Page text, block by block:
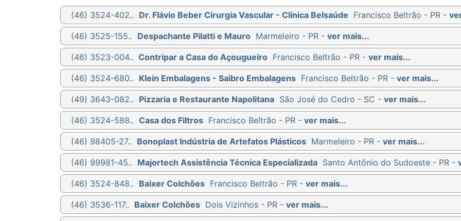
(46) 3524-402.. Dr. Flávio Beber Cirurgia Vascular - Clínica Belsaúde Francisco Beltrão - PR -
(46) 3525-155.. Despachante Pilatti e Mauro Marmeleiro - PR - ver mais...
(46) 3523-004.. Contripar a Casa do Açougueiro Francisco Beltrão - PR - ver mais...
(46) 3524-680.. Klein Embalagens - Saibro Embalagens Francisco Beltrão - PR - ver mais...
(49) 3643-082.. Pizzaria e Restaurante Napolitana São José do Cedro - SC - ver mais...
(46) 3524-588.. Casa dos Filtros Francisco Beltrão - PR - ver mais...
(46) 98405-27.. Bonoplast Indústria de Artefatos Plásticos Marmeleiro - PR - ver mais...
(46) 99981-45.. Majortech Assistência Técnica Especializada Santo Antônio do Sudoeste - PR -
(46) 3524-848.. Baixer Colchões Francisco Beltrão - PR - ver mais...
(46) 3536-117.. Baixer Colchões Dois Vizinhos - PR - ver mais...